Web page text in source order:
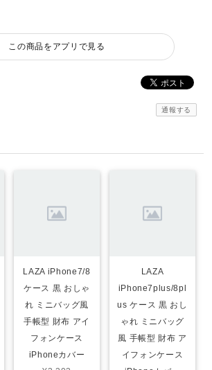
この商品をアプリで見る
通報する
LAZA iPhone7/8
ケース 黒 おしゃ
れ ミニバッグ風
手帳型 財布 アイ
フォンケース
iPhoneカバー
LAZA
iPhone7plus/8pl
us ケース 黒 おし
ゃれ ミニバッグ
風 手帳型 財布 ア
イフォンケース